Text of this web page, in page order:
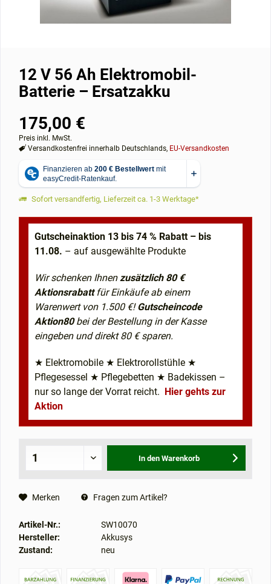
12 V 56 Ah Elektromobil-
Batterie – Ersatzakku
175,00 €
Preis inkl. MwSt.
Versandkostenfrei innerhalb Deutschlands, EU-Versandkosten
Sofort versandfertig, Lieferzeit ca. 1-3 Werktage*
Gutscheinaktion 13 bis 74 % Rabatt – bis
11.08. – auf ausgewählte Produkte
Wir schenken Ihnenzusätzlich 80 €
Aktionsrabattfür Einkäufe ab einem
Warenwert von 1.500 €!Gutscheincode
Aktion80bei der Bestellung in der Kasse
eingeben und direkt 80 € sparen.
★ Elektromobile ★ Elektrorollstühle ★
Pflegesessel ★ Pflegebetten ★ Badekissen –
nur so lange der Vorrat reicht. Hier gehts zur
Aktion
In den Warenkorb
Merken Fragen zum Artikel?
Artikel-Nr.:
SW10070
Hersteller:
Akkusys
Zustand:
neu